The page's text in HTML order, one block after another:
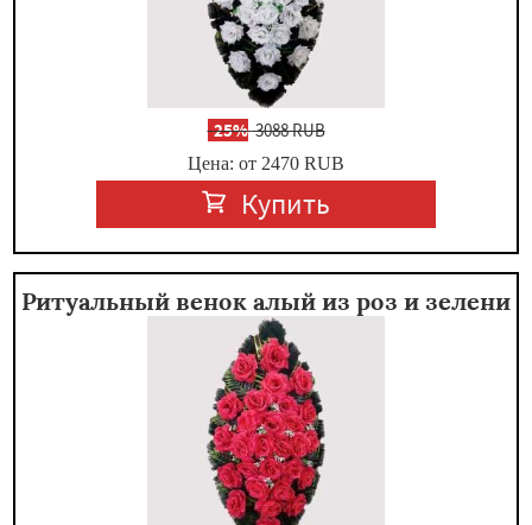
-25%3088 RUB
Цена: от 2470 RUB
Купить
Ритуальный венок алый из роз и зелени